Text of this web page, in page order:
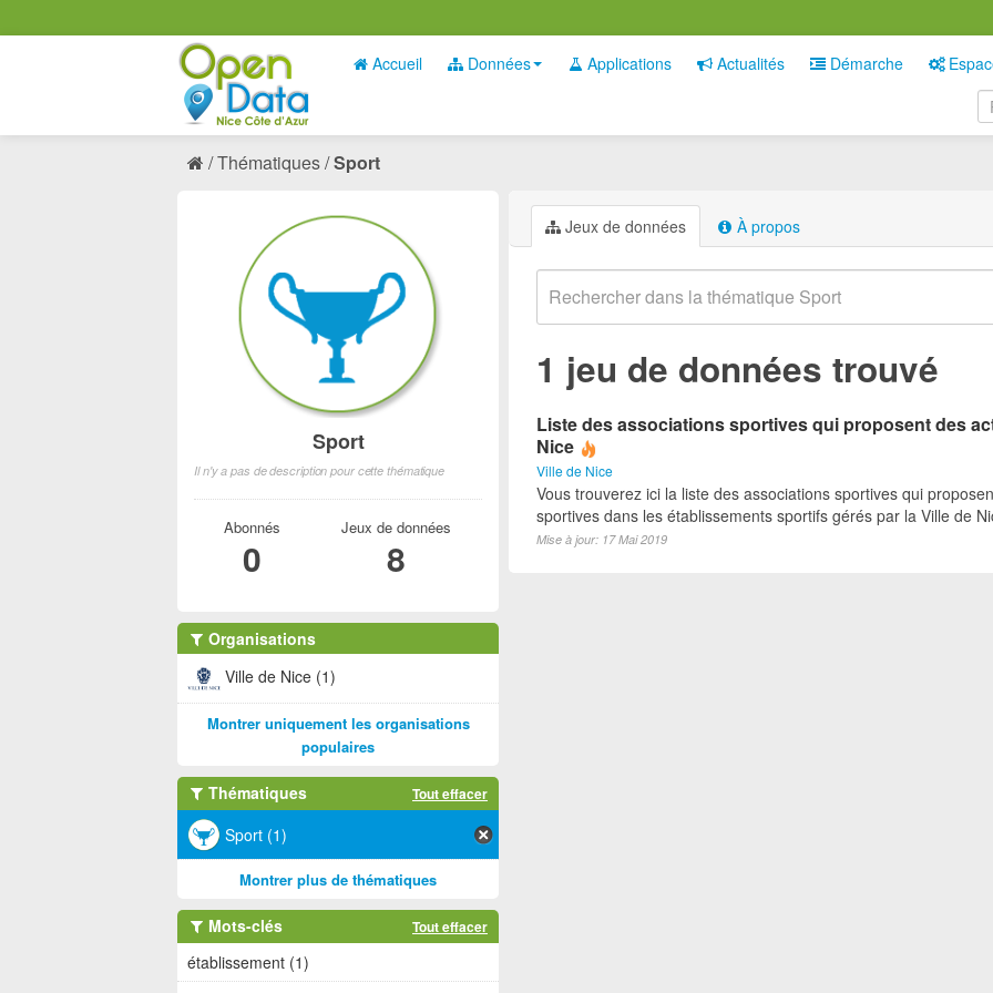
Accueil Données Applications Actualités Démarche
Thématiques Sport
Jeux de données À propos
1 jeu de données trouvé
Liste des associations sportives qui proposent des
Nice
Ville de Nice
Vous trouverez ici la liste des associations sportives qui
sportives dans les établissements sportifs gérés par la Ville de
Mise à jour: 17 Mai 2019
Sport
Il n'y a pas de description pour cette thématique
Abonnés
0
Jeux de données
8
Organisations
Ville de Nice (1)
Montrer uniquement les organisations
populaires
Thématiques Tout effacer
Sport (1)
Montrer plus de thématiques
Mots-clés Tout effacer
établissement (1)